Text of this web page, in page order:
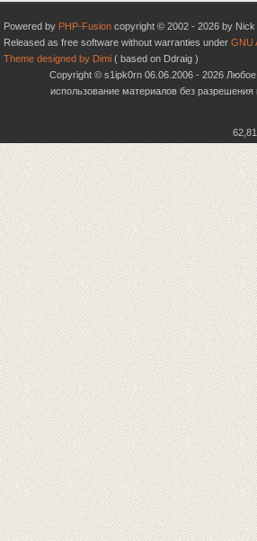
Powered by PHP-Fusion copyright © 2002 - 2026 by Nick
Released as free software without warranties under GNU
Theme designed by Dimi ( based on Ddraig )
Copyright © s1ipk0rn 06.06.2006 - 2026 Любое
использование материалов без разрешения